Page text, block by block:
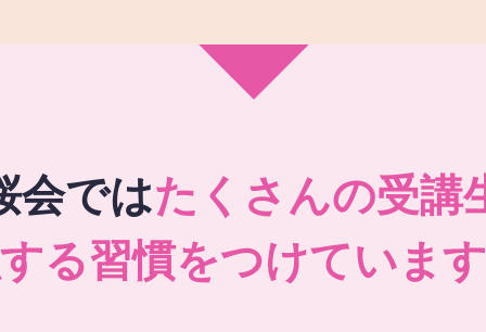
会ではたくさんの受講
る習慣をつけています